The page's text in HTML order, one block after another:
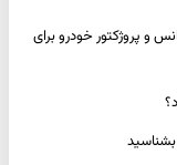
و پروژکتور خودرو برای